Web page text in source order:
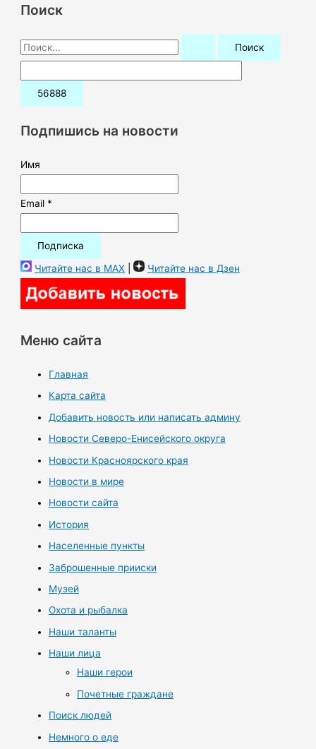
Поиск
П
о
и
:Подпишись на новости
Имя
Email *
Читайте нас в MAX | Читайте нас в Дзен
Меню сайта
Главная
Карта сайта
Добавить новость или написать админу
Новости Северо-Енисейского округа
Новости Красноярского края
Новости в мире
Новости сайта
История
Населенные пункты
Заброшенные прииски
Музей
Охота и рыбалка
Наши таланты
Наши лица
Наши герои
Почетные граждане
Поиск людей
Немного о еде